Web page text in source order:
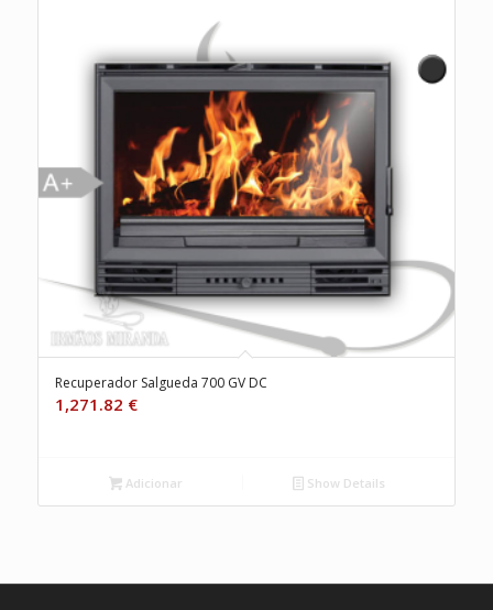
Recuperador Salgueda 700 GV DC
1,271.82 €
Adicionar Show Details